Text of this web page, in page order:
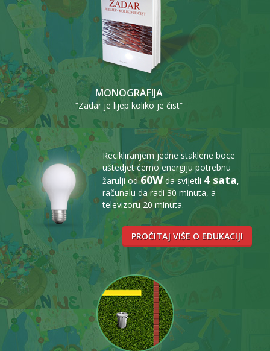
MONOGRAFIJA
“Zadar je lijep koliko je čist“
Recikliranjem jedne staklene boce
uštedjet ćemo energiju potrebnu
žarulji od60Wda svijetli 4 sata,
računalu da radi 30 minuta, a
televizoru 20 minuta.
PROČITAJ VIŠE O EDUKACIJI